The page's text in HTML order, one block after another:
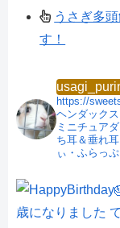
うさぎ多
す！
https://
ヘンダック
ミニチュア
ち耳＆垂れ
ぃ・ふらっぷ